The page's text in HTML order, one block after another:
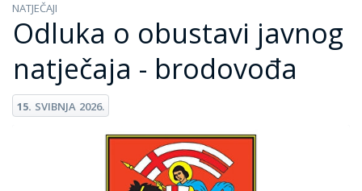
NATJEČAJI
Odluka o obustavi javnog
natječaja - brodovođa
15. SVIBNJA 2026.